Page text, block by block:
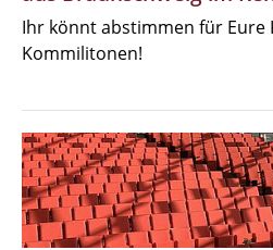
Ihr könnt abstimmen für
Kommilitonen!